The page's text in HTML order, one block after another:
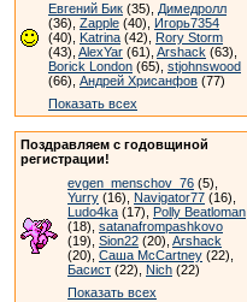
Евгений Бик (35), Димедролл
(36), Zapple (40), Игорь7354
(40), Katrina (42), Rory Storm
(43), AlexYar (61), Arshack (63),
Borick London (65), stjohnswood
(66), Андрей Хрисанфов (77)
Показать всех
Поздравляем с годовщиной
регистрации!
evgen_menschov_76 (5),
Yurry (16), Navigator77 (16),
Ludo4ka (17), Polly Beatloman
(18), satanafrompashkovo
(19), Sion22 (20), Arshack
(20), Саша McCartney (22),
Басист (22), Nich (22)
Показать всех